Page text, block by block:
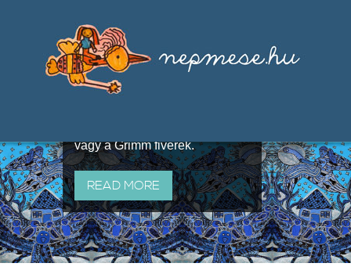
útján terjedő elbeszélésekből,
melyeket olyan ismert gyűjtők
állítottak össze, mint Benedek
vagy a Grimm fivérek.
READ MORE